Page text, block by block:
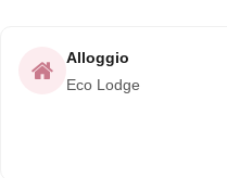
Alloggio
Eco Lodge